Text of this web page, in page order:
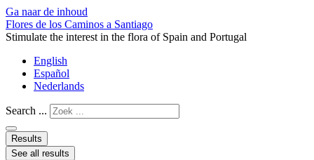
Ga naar de inhoud
Flores de los Caminos a Santiago
Stimulate the interest in the flora of Spain and Portugal
English
Español
Nederlands
Search ...
Results
See all results